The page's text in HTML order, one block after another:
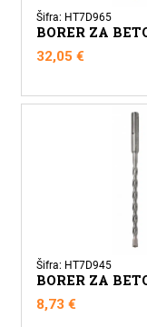
Šifra: HT7D965
BORER ZA
32,05€
Šifra: HT7D945
BORER ZA
8,73€